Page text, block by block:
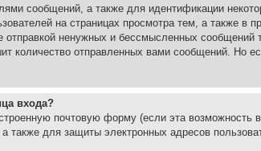
сообщений, а также для идентификации
на страницах просмотра тем, а также в
ненужных и бессмысленных
количество отправленных вами сообщений. Но
входа?
почтовую форму (если эта возможность
также для защиты электронных адресов